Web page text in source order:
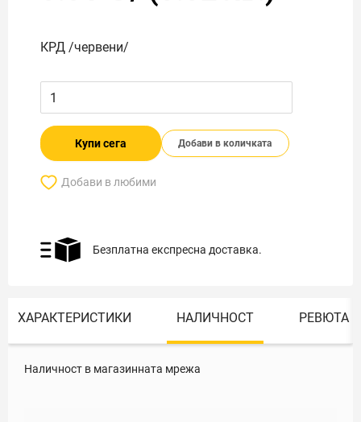
КРД /червени/
Купи сега Добави в количката
Добави в любими
Безплатна експресна доставка.
ХАРАКТЕРИСТИКИ НАЛИЧНОСТ РЕВЮТА
Наличност в магазинната мрежа